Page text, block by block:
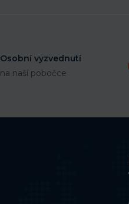
Osobní vyzvednutí
na naší pobočce